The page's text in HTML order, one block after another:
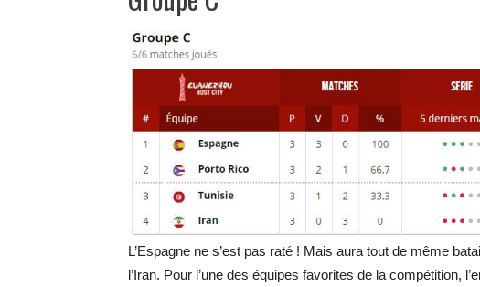
L’Espagne ne s’est pas raté ! Mais aura tout de même
l’Iran. Pour l’une des équipes favorites de la compétition,